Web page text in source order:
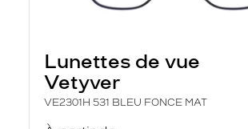
Lunettes de vue
Vetyver
VE2301H 531 BLEU FONCE MAT